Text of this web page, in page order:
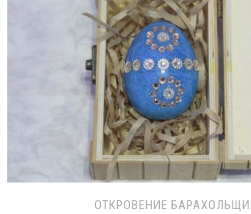
ОТКРОВЕНИЕ